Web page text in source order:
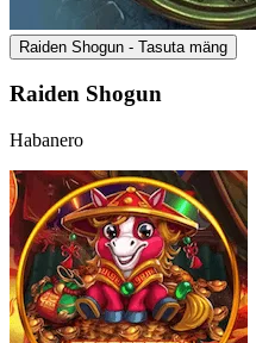
Raiden Shogun - Tasuta mäng
Raiden Shogun
Habanero